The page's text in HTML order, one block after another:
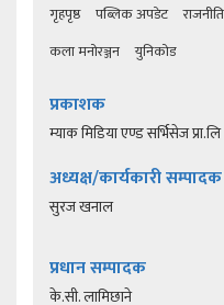
गृहपृष्ठ पब्लिक अपडेट राजनीति
कला मनोरञ्जन
युनिकोड
प्रकाशक
म्याक मिडिया एण्ड सर्भिसेज प्रा.लि
अध्यक्ष/कार्यकारी सम्पादक
सुरज खनाल
प्रधान सम्पादक
के.सी. लामिछाने